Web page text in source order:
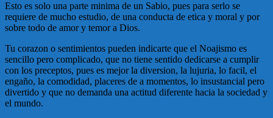
Esto es solo una parte minima de un Sabio, pues para serlo se
requiere de mucho estudio, de una conducta de etica y moral y por
sobre todo de amor y temor a Dios.
Tu corazon o sentimientos pueden indicarte que el Noajismo es
sencillo pero complicado, que no tiene sentido dedicarse a cumplir
con los preceptos, pues es mejor la diversion, la lujuria, lo facil, el
engaño, la comodidad, placeres de a momentos, lo insustancial pero
divertido y que no demanda una actitud diferente hacia la sociedad y
el mundo.